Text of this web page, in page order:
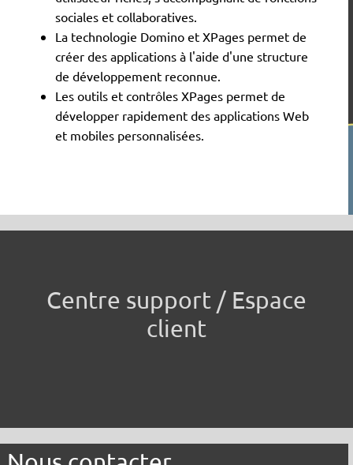
sociales et collaboratives.
La technologie Domino et XPages permet de
créer des applications à l'aide d'une structure
de développement reconnue.
Les outils et contrôles XPages permet de
développer rapidement des applications Web
et mobiles personnalisées.
Centre support / Espace
client